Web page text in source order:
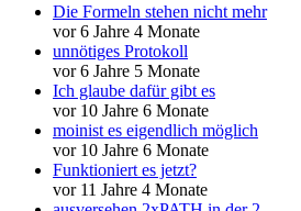
Die Formeln stehen nicht mehr
vor 6 Jahre 4 Monate
unnötiges Protokoll
vor 6 Jahre 5 Monate
Ich glaube dafür gibt es
vor 10 Jahre 6 Monate
moinist es eigendlich möglich
vor 10 Jahre 6 Monate
Funktioniert es jetzt?
vor 11 Jahre 4 Monate